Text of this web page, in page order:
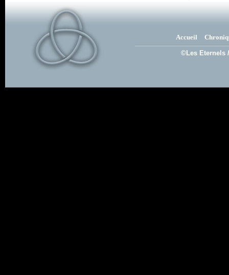
Accueil
©Les Eternels